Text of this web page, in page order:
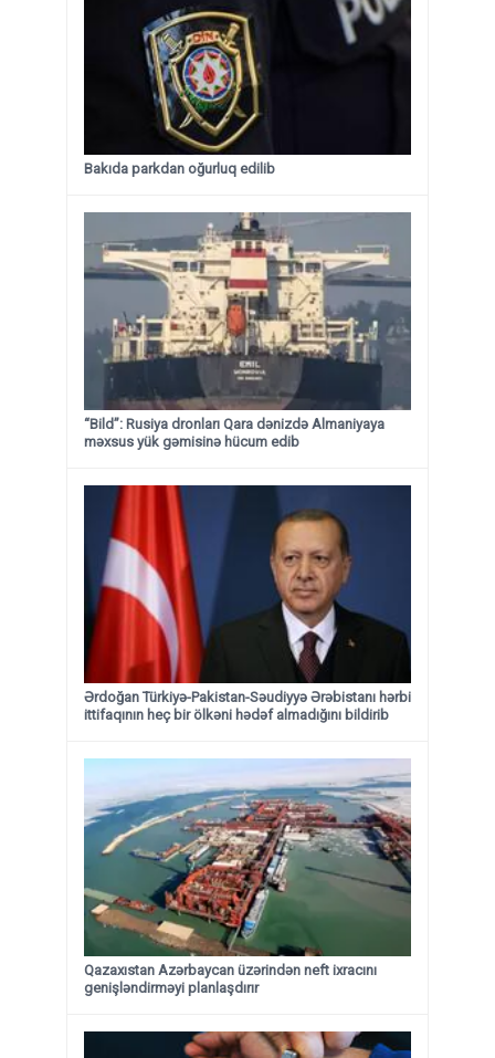
Bakıda parkdan oğurluq edilib
“Bild”: Rusiya dronları Qara dənizdə Almaniyaya
məxsus yük gəmisinə hücum edib
Ərdoğan Türkiyə-Pakistan-Səudiyyə Ərəbistanı hərbi
ittifaqının heç bir ölkəni hədəf almadığını bildirib
Qazaxıstan Azərbaycan üzərindən neft ixracını
genişləndirməyi planlaşdırır